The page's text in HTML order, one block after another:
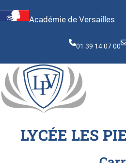
au
Académie de Versailles
01 39 14 07 00
LYCÉE LES